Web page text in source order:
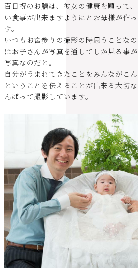
百日祝のお膳は、彼女の健康を願って
い食事が出来ますようにとお母様が作
す。
いつもお宮参りの撮影の時思うことな
はお子さんが写真を通してしか見る事
写真なのだと。
自分がうまれてきたことをみんながこ
ということを伝えることが出来る大切
んばって撮影しています。